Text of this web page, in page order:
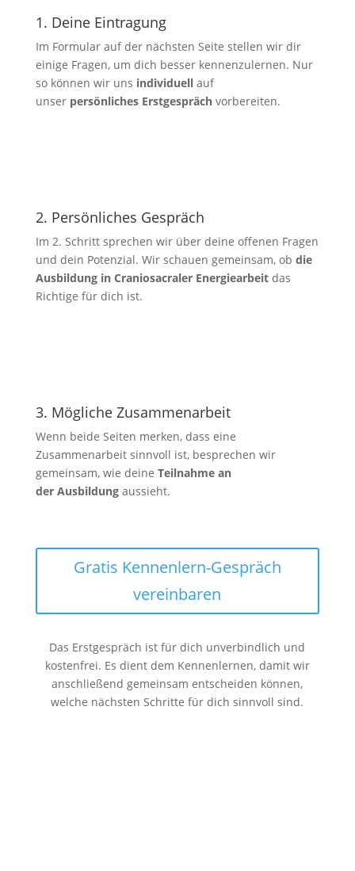
1. Deine Eintragung
Im Formular auf der nächsten Seite stellen wir dir
einige Fragen, um dich besser kennenzulernen. Nur
so können wir uns individuellauf
unser persönliches Erstgespräch vorbereiten.
2. Persönliches Gespräch
Im 2. Schritt sprechen wir über deine offenen Fragen
und dein Potenzial. Wir schauen gemeinsam, ob die
Ausbildung in Craniosacraler Energiearbeitdas
Richtige für dich ist.
3. Mögliche Zusammenarbeit
Wenn beide Seiten merken, dass eine
Zusammenarbeit sinnvoll ist, besprechen wir
gemeinsam, wie deine Teilnahme an
der Ausbildung aussieht.
Gratis Kennenlern-Gespräch
vereinbaren
Das Erstgespräch ist für dich unverbindlich und
kostenfrei. Es dient dem Kennenlernen, damit wir
anschließend gemeinsam entscheiden können,
welche nächsten Schritte für dich sinnvoll sind.